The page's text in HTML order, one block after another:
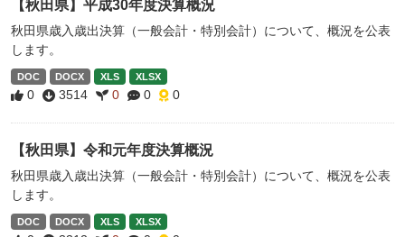
【秋田県】平成30年度決算概況
秋田県歳入歳出決算（一般会計・特別会計）について、概況を公表
します。
DOC DOCX XLS XLSX
0 3514 0 0 0
【秋田県】令和元年度決算概況
秋田県歳入歳出決算（一般会計・特別会計）について、概況を公表
します。
DOC DOCX XLS XLSX